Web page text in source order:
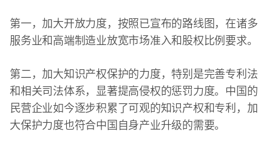
第一，加大开放力度，按照已宣布的路线图，在诸多
服务业和高端制造业放宽市场准入和股权比例要求。
第二，加大知识产权保护的力度，特别是完善专利法
和相关司法体系，显著提高侵权的惩罚力度。中国的
民营企业如今逐步积累了可观的知识产权和专利，加
大保护力度也符合中国自身产业升级的需要。